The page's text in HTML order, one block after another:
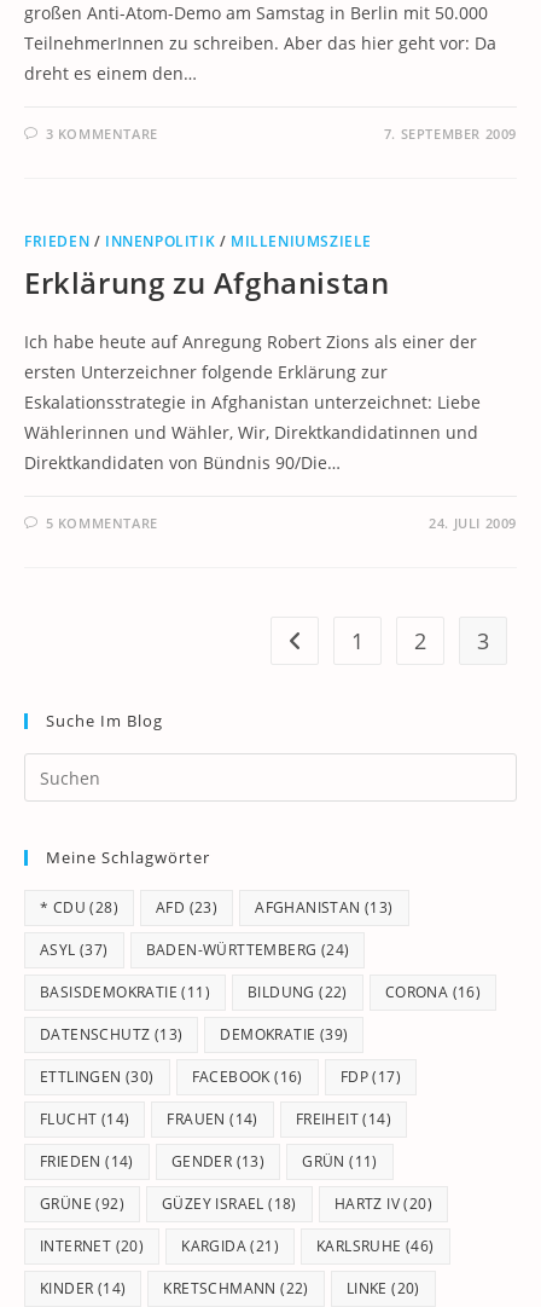
großen Anti-Atom-Demo am Samstag in Berlin mit 50.000
TeilnehmerInnen zu schreiben. Aber das hier geht vor: Da
dreht es einem den…
3 KOMMENTARE 7. SEPTEMBER 2009
FRIEDEN / INNENPOLITIK / MILLENIUMSZIELE
Erklärung zu Afghanistan
Ich habe heute auf Anregung Robert Zions als einer der
ersten Unterzeichner folgende Erklärung zur
Eskalationsstrategie in Afghanistan unterzeichnet: Liebe
Wählerinnen und Wähler, Wir, Direktkandidatinnen und
Direktkandidaten von Bündnis 90/Die…
5 KOMMENTARE 24. JULI 2009
Zur vorherigen Seite
1 2 3
Suche Im Blog
Meine Schlagwörter
* CDU (28) AFD (23) AFGHANISTAN (13)
ASYL (37) BADEN-WÜRTTEMBERG (24)
BASISDEMOKRATIE (11) BILDUNG (22) CORONA (16)
DATENSCHUTZ (13) DEMOKRATIE (39)
ETTLINGEN (30) FACEBOOK (16) FDP(17)
FLUCHT (14) FRAUEN (14) FREIHEIT(14)
FRIEDEN (14) GENDER (13) GRÜN (11)
GRÜNE (92) GÜZEY ISRAEL (18) HARTZ IV(20)
INTERNET (20) KARGIDA(21) KARLSRUHE (46)
KINDER (14) KRETSCHMANN (22) LINKE (20)